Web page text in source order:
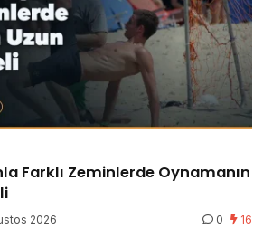
Farklı Zeminlerde Oynamanın
2026 0 16